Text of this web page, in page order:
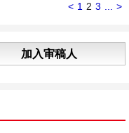
< 1 2 3 >
加入审稿人